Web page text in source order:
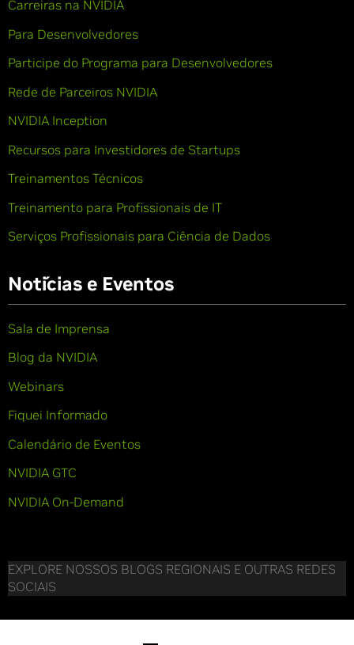
Carreiras na NVIDIA
Para Desenvolvedores
Participe do Programa para Desenvolvedores
Rede de Parceiros NVIDIA
NVIDIA Inception
Recursos para Investidores de Startups
Treinamentos Técnicos
Treinamento para Profissionais de IT
Serviços Profissionais para Ciência de Dados
Notícias e Eventos
Sala de Imprensa
Blog da NVIDIA
Webinars
Fiquei Informado
Calendário de Eventos
NVIDIA GTC
NVIDIA On-Demand
EXPLORE NOSSOS BLOGS REGIONAIS E OUTRAS REDES
SOCIAIS